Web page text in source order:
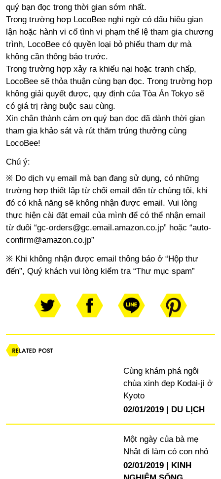
quý bạn đọc trong thời gian sớm nhất.
Trong trường hợp LocoBee nghi ngờ có dấu hiệu gian
lận hoặc hành vi cố tình vi phạm thể lệ tham gia chương
trình, LocoBee có quyền loại bỏ phiếu tham dự mà
không cần thông báo trước.
Trong trường hợp xảy ra khiếu nại hoặc tranh chấp,
LocoBee sẽ thỏa thuận cùng bạn đọc. Trong trường hợp
không giải quyết được, quy định của Tòa Án Tokyo sẽ
có giá trị ràng buộc sau cùng.
Xin chân thành cảm ơn quý bạn đọc đã dành thời gian
tham gia khảo sát và rút thăm trúng thưởng cùng
LocoBee!
Chú ý:
※ Do dịch vụ email mà bạn đang sử dụng, có những
trường hợp thiết lập từ chối email đến từ chúng tôi, khi
đó có khả năng sẽ không nhận được email. Vui lòng
thực hiện cài đặt email của mình để có thể nhận email
từ đuôi “gc-orders@gc.email.amazon.co.jp” hoặc “auto-
confirm@amazon.co.jp”
※ Khi không nhận được email thông báo ở “Hộp thư
đến”, Quý khách vui lòng kiểm tra “Thư mục spam”
Cùng khám phá ngôi
chùa xinh đẹp Kodai-ji ở
Kyoto
02/01/2019
DU LỊCH
Một ngày của bà mẹ
Nhật đi làm có con nhỏ
02/01/2019
KINH